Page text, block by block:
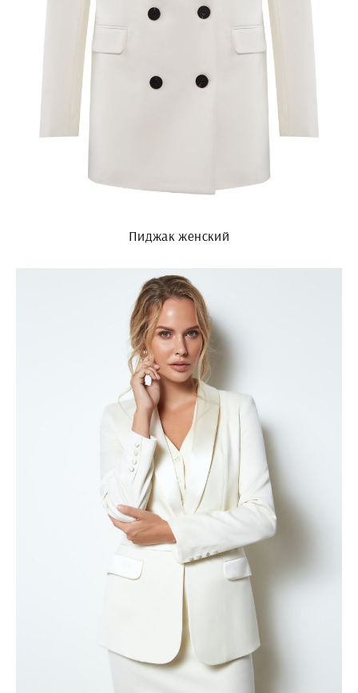
Пиджак женский